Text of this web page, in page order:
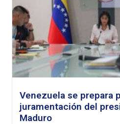
Venezuela se prepara
juramentación del
Maduro